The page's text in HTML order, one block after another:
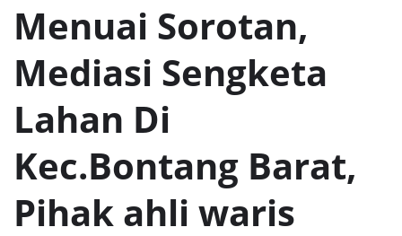
Menuai Sorotan,
Mediasi Sengketa
Lahan Di
Kec.Bontang Barat,
Pihak ahli waris